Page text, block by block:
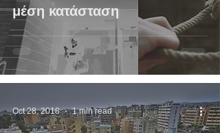
μέση κατάσταση
Oct 28, 2018 1 min read